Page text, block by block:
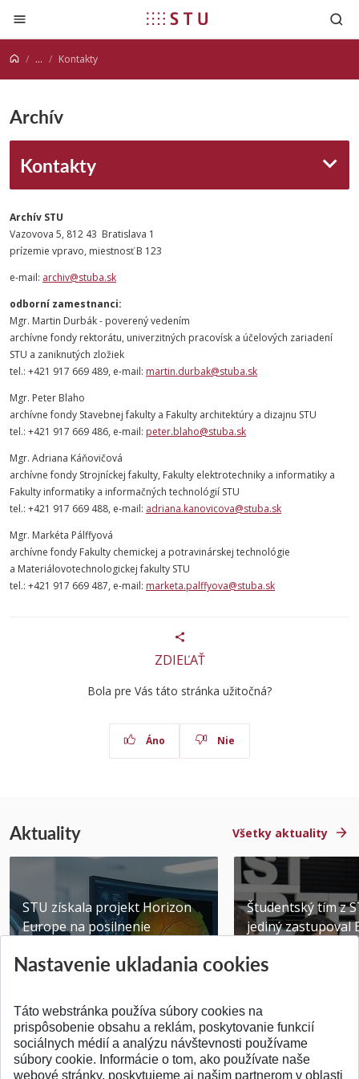
Prejsť na obsah
... Kontakty
Archív
Kontakty
Archív STU
Vazovova 5, 812 43 Bratislava 1
prízemie vpravo, miestnosť B 123
e-mail: archiv@stuba.sk
odborní zamestnanci:
Mgr. Martin Durbák - poverený vedením
archívne fondy rektorátu, univerzitných pracovísk a účelových zariadení
STU a zaniknutých zložiek
tel.: +421 917 669 489, e-mail: martin.durbak@stuba.sk
Mgr. Peter Blaho
archívne fondy Stavebnej fakulty a Fakulty architektúry a dizajnu STU
tel.: +421 917 669 486, e-mail: peter.blaho@stuba.sk
Mgr. Adriana Káňovičová
archívne fondy Strojníckej fakulty, Fakulty elektrotechniky a informatiky a
Fakulty informatiky a informačných technológií STU
tel.: +421 917 669 488, e-mail: adriana.kanovicova@stuba.sk
Mgr. Markéta Pálffyová
archívne fondy Fakulty chemickej a potravinárskej technológie
a Materiálovotechnologickej fakulty STU
tel.: +421 917 669 487, e-mail: marketa.palffyova@stuba.sk
ZDIEĽAŤ
Bola pre Vás táto stránka užitočná?
Áno Nie
Aktuality Všetky aktuality
STU získala projekt Horizon
Europe na posilnenie
Publikované 31.07.2026
Študentský tím z
jediný zastupoval
Publikované
Nastavenie ukladania cookies
Táto webstránka používa súbory cookies na
prispôsobenie obsahu a reklám, poskytovanie funkcií
sociálnych médií a analýzu návštevnosti používame
súbory cookie. Informácie o tom, ako používate naše
webové stránky, poskytujeme aj našim partnerom v oblasti